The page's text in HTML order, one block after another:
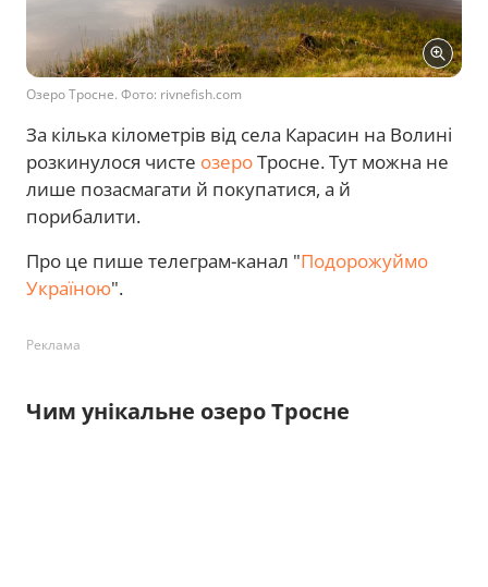
Озеро Тросне. Фото: rivnefish.com
За кілька кілометрів від села Карасин на Волині
розкинулося чисте озероТросне. Тут можна не
лише позасмагати й покупатися, а й
порибалити.
Про це пише телеграм-канал "Подорожуймо
Україною".
Реклама
Чим унікальне озеро Тросне